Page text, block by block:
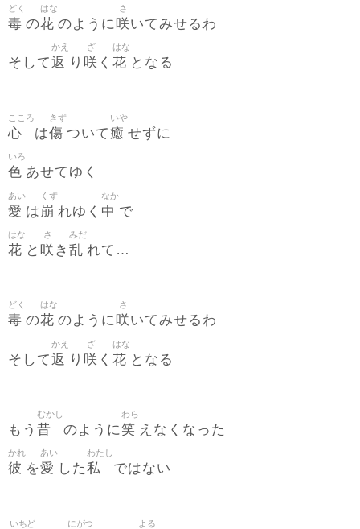
毒
どく
の花
はな
のように咲
さ
いてみせるわ
そして返
かえ
り 咲
ざ
く 花
はな
となる
心
こころ
は傷
きず
ついて癒
いや
せずに
色
いろ
あせてゆく
愛
あい
は 崩
くず
れゆく 中
なか
で
花
はな
と 咲
さ
き 乱
みだ
れて…
毒
どく
の花
はな
のように咲
さ
いてみせるわ
そして返
かえ
り 咲
ざ
く 花
はな
となる
もう 昔
むかし
のように笑
わら
えなくなった
彼
かれ
を愛
あい
した私
わたし
ではない
いちど にがつ よる